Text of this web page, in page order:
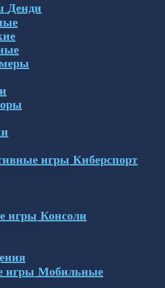
Денди
Киберспорт
Консоли
Мобильные